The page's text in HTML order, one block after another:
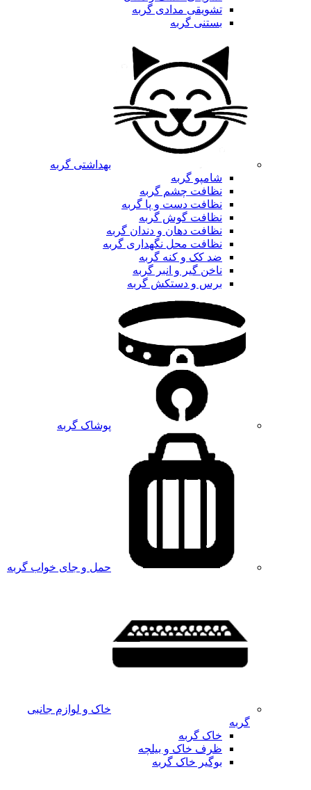
تشویقی مدادی گربه
بستنی گربه
بهداشتی گربه
شامپو گربه
نظافت چشم گربه
نظافت دست و پا گربه
نظافت گوش گربه
نظافت دهان و دندان گربه
نظافت محل نگهداری گربه
ضد کک و کنه گربه
ناخن گیر و انبر گربه
برس و دستکش گربه
پوشاک گربه
حمل و جای خواب گربه
خاک و لوازم جانبی
گربه
خاک گربه
ظرف خاک و بیلچه
بوگیر خاک گربه